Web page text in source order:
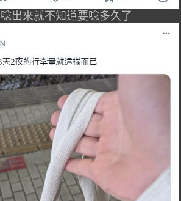
出來就不知道要唸多久了